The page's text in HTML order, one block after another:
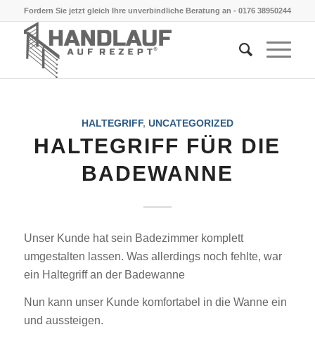
Fordern Sie jetzt gleich Ihre unverbindliche Beratung an - 0176 38950244
HALTEGRIFF, UNCATEGORIZED
HALTEGRIFF FÜR DIE
BADEWANNE
Unser Kunde hat sein Badezimmer komplett
umgestalten lassen. Was allerdings noch fehlte, war
ein Haltegriff an der Badewanne
Nun kann unser Kunde komfortabel in die Wanne ein
und aussteigen.